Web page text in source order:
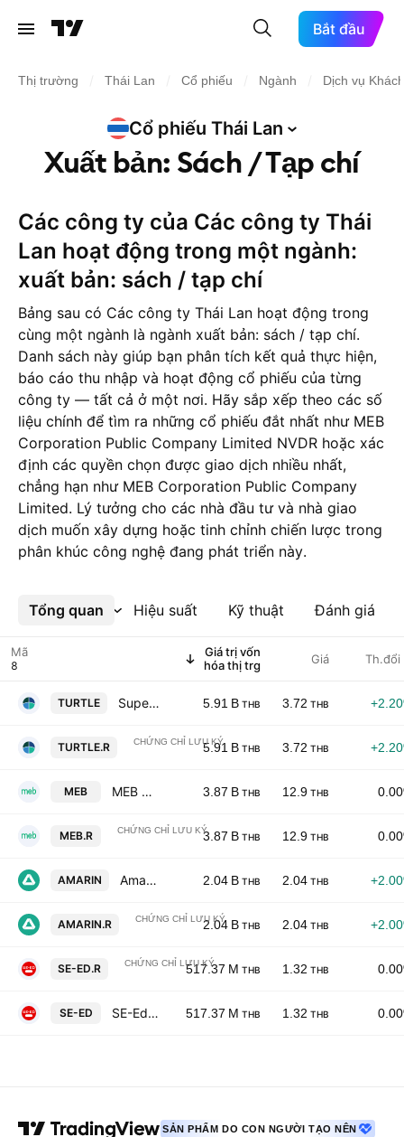
Bắt đầu
Thị trường Thái Lan Cổ phiếu Ngành Dịch vụ
Cổ phiếu Thái Lan
Xuất bản: Sách / Tạp chí
Các công ty của Các công ty Thái
Lan hoạt động trong một ngành:
xuất bản: sách / tạp chí
Bảng sau có Các công ty Thái Lan hoạt động trong
cùng một ngành là ngành xuất bản: sách / tạp chí.
Danh sách này giúp bạn phân tích kết quả thực hiện,
báo cáo thu nhập và hoạt động cổ phiếu của từng
công ty — tất cả ở một nơi. Hãy sắp xếp theo các số
liệu chính để tìm ra những cổ phiếu đắt nhất như MEB
Corporation Public Company Limited NVDR hoặc xác
định các quyền chọn được giao dịch nhiều nhất,
chẳng hạn như MEB Corporation Public Company
Limited. Lý tưởng cho các nhà đầu tư và nhà giao
dịch muốn xây dựng hoặc tinh chỉnh chiến lược trong
phân khúc công nghệ đang phát triển này.
Tổng quan Hiệu suất Kỹ thuật Đánh giá
Xem thêm
Mã
Giá trị vốn
hóa thị trg
Giá Th.đổi
TURTLE Super Turtle Public Company Limited 5.91 B THB 3.72 THB
TURTLE.R Super Turtle Public Company Limited NVDR
CHỨNG CHỈ LƯU KÝ
5.91 B THB 3.72 THB
MEB MEB Corporation Public Company Limited 3.87 B THB 12.9 THB
MEB.R MEB Corporation Public Company Limited NVDR
CHỨNG CHỈ LƯU KÝ3.87 B THB 12.9 THB
AMARIN Amarin Corporations Public Company Limited 2.04 B THB 2.04 THB
AMARIN.R Amarin Corporations Public Company Limited
CHỨNG CHỈ LƯU KÝ
2.04 B THB 2.04 THB
SE-ED.R SE-Education Public Co. Ltd. NVDR
CHỨNG CHỈ LƯU KÝ
517.37 M THB 1.32 THB
SE-ED SE-Education Public Co. Ltd. 517.37 M THB 1.32 THB
SẢN PHẨM DO CON NGƯỜI TẠO NÊN